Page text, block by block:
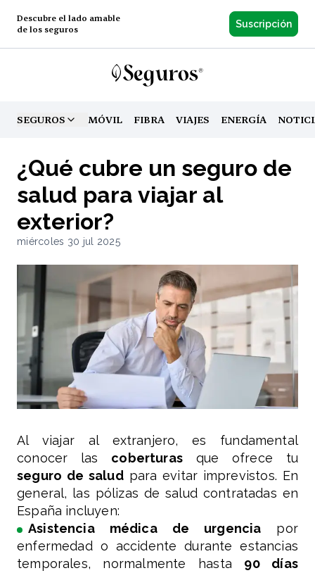
Descubre el lado amable
de los seguros
Suscripción
SEGUROS
TOGGLE MENUMÓVIL FIBRA VIAJES ENERGÍA
¿Qué cubre un seguro de
salud para viajar al
exterior?
miércoles 30 jul 2025
Al viajar al extranjero, es fundamental
conocer las coberturasque ofrece tu
seguro de saludpara evitar imprevistos. En
general, las pólizas de salud contratadas en
España incluyen:
Asistencia médica de urgencia por
enfermedad o accidente durante estancias
temporales, normalmente hasta 90 días